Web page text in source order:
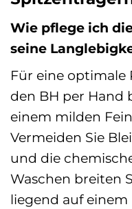
Wie pflege ich
seine
Für eine optimale
den BH per Hand
einem milden
Vermeiden Sie
und die
Waschen breiten
liegend auf